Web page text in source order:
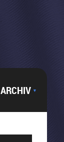
ARCHIV ▼